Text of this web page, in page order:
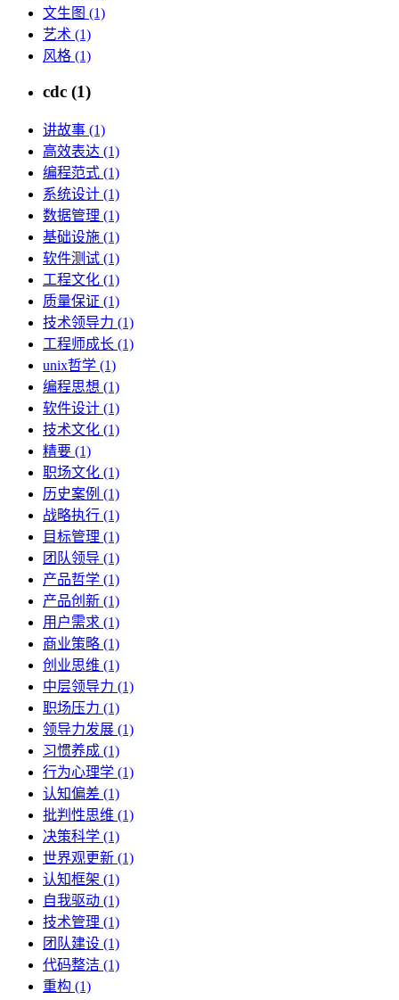
文生图 (1)
艺术 (1)
风格 (1)
cdc (1)
讲故事 (1)
高效表达 (1)
编程范式 (1)
系统设计 (1)
数据管理 (1)
基础设施 (1)
软件测试 (1)
工程文化 (1)
质量保证 (1)
技术领导力 (1)
工程师成长 (1)
unix哲学 (1)
编程思想 (1)
软件设计 (1)
技术文化 (1)
精要 (1)
职场文化 (1)
历史案例 (1)
战略执行 (1)
目标管理 (1)
团队领导 (1)
产品哲学 (1)
产品创新 (1)
用户需求 (1)
商业策略 (1)
创业思维 (1)
中层领导力 (1)
职场压力 (1)
领导力发展 (1)
习惯养成 (1)
行为心理学 (1)
认知偏差 (1)
批判性思维 (1)
决策科学 (1)
世界观更新 (1)
认知框架 (1)
自我驱动 (1)
技术管理 (1)
团队建设 (1)
代码整洁 (1)
重构 (1)